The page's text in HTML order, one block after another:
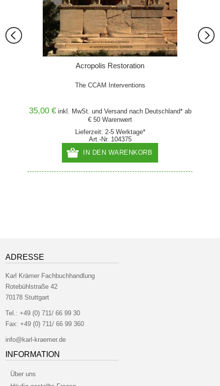
Acropolis Restoration
The CCAM Interventions
35,00 € inkl. MwSt. und Versand nach Deutschland* ab
€ 50 Warenwert
Lieferzeit: 2-5 Werktage*
Art.-Nr. 104375
IN DEN WARENKORB
ADRESSE
Karl Krämer Fachbuchhandlung
Rotebühlstraße 42
70178 Stuttgart
Tel.:+49 (0) 711/ 66 99 30
Fax: +49 (0) 711/ 66 99 360
info@karl-kraemer.de
INFORMATION
Über uns